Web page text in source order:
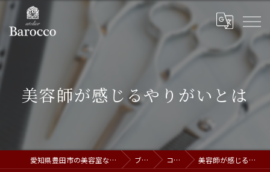
美容師が感じるやりがいとは
愛知県豊田市の美容室ならatelier Barocco ブログ コラム 美容師が感じるやりがいとは